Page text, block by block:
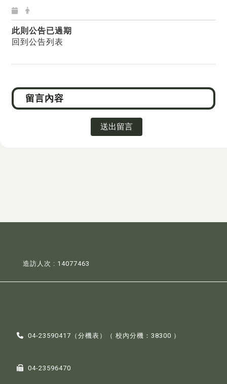
此則公告已過期
回到公告列表
送出留言
造訪人次 : 14077463
04-23590417（分機表 ）（ 校內分機：38300 ）
04-23596470